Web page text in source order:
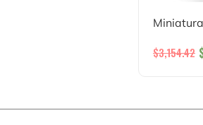
$3,154.42